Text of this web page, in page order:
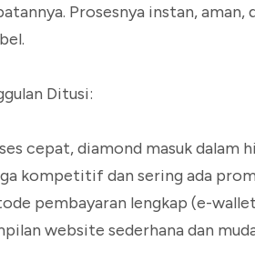
Prosesnya instan,
Ditusi:
cepat, diamond masuk dalam
kompetitif dan sering ada
pembayaran lengkap (e-
website sederhana dan